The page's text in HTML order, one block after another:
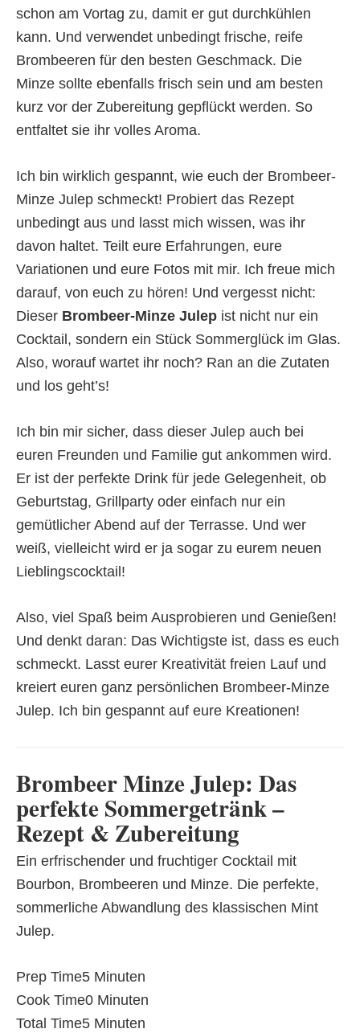
schon am Vortag zu, damit er gut durchkühlen
kann. Und verwendet unbedingt frische, reife
Brombeeren für den besten Geschmack. Die
Minze sollte ebenfalls frisch sein und am besten
kurz vor der Zubereitung gepflückt werden. So
entfaltet sie ihr volles Aroma.
Ich bin wirklich gespannt, wie euch der Brombeer-
Minze Julep schmeckt! Probiert das Rezept
unbedingt aus und lasst mich wissen, was ihr
davon haltet. Teilt eure Erfahrungen, eure
Variationen und eure Fotos mit mir. Ich freue mich
darauf, von euch zu hören! Und vergesst nicht:
Dieser Brombeer-Minze Julep ist nicht nur ein
Cocktail, sondern ein Stück Sommerglück im Glas.
Also, worauf wartet ihr noch? Ran an die Zutaten
und los geht’s!
Ich bin mir sicher, dass dieser Julep auch bei
euren Freunden und Familie gut ankommen wird.
Er ist der perfekte Drink für jede Gelegenheit, ob
Geburtstag, Grillparty oder einfach nur ein
gemütlicher Abend auf der Terrasse. Und wer
weiß, vielleicht wird er ja sogar zu eurem neuen
Lieblingscocktail!
Also, viel Spaß beim Ausprobieren und Genießen!
Und denkt daran: Das Wichtigste ist, dass es euch
schmeckt. Lasst eurer Kreativität freien Lauf und
kreiert euren ganz persönlichen Brombeer-Minze
Julep. Ich bin gespannt auf eure Kreationen!
Brombeer Minze Julep: Das
perfekte Sommergetränk –
Rezept & Zubereitung
Ein erfrischender und fruchtiger Cocktail mit
Bourbon, Brombeeren und Minze. Die perfekte,
sommerliche Abwandlung des klassischen Mint
Julep.
Prep Time5 Minuten
Cook Time0 Minuten
Total Time5 Minuten